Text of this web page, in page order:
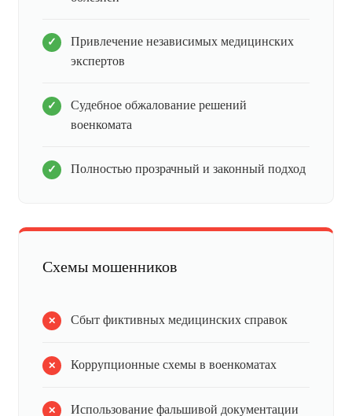
Привлечение независимых медицинских
экспертов
Судебное обжалование решений
военкомата
Полностью прозрачный и законный подход
Схемы мошенников
Сбыт фиктивных медицинских справок
Коррупционные схемы в военкоматах
Использование фальшивой документации